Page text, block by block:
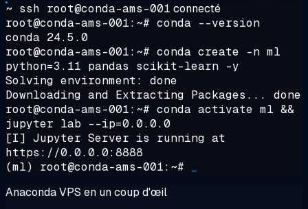
~ ssh root@conda-ams-001 connecté
root@conda-ams-001:~# conda --version
conda 24.5.0
root@conda-ams-001:~# conda create -n ml
python=3.11 pandas scikit-learn -y
Solving environment: done
Downloading and Extracting Packages... done
root@conda-ams-001:~# conda activate ml &&
jupyter lab --ip=0.0.0.0
[I] Jupyter Server is running at
https://0.0.0.0:8888
(ml) root@conda-ams-001:~#
Anaconda VPS en un coup d'œil